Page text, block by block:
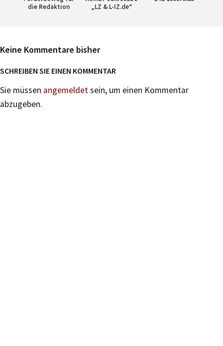
die Redaktion
„LZ & L-IZ.de“
Keine Kommentare bisher
SCHREIBEN SIE EINEN KOMMENTAR
Sie müssen angemeldetsein, um einen Kommentar
abzugeben.